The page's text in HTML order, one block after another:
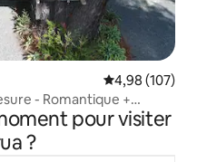
Évaluation
4,98 (107)
- Romantique +
pour visiter
?